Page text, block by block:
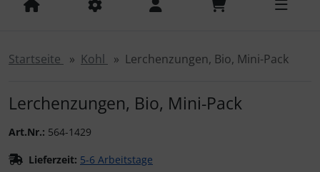
Startseite Kohl Lerchenzungen, Bio, Mini-Pack
Lerchenzungen, Bio, Mini-Pack
Art.Nr.: 564-1429
Lieferzeit: 5-6 Arbeitstage